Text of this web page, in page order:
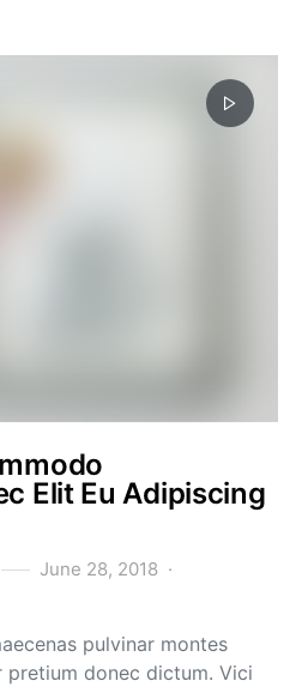
Elit Eu Adipiscing
June 28, 2018
pulvinar montes
donec dictum. Vici